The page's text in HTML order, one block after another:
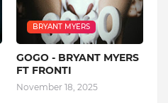
BRYANT MYERS
GOGO - BRYANT MYERS
FT FRONTI
November 18, 2025